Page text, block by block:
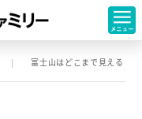
富士山はどこまで見える？